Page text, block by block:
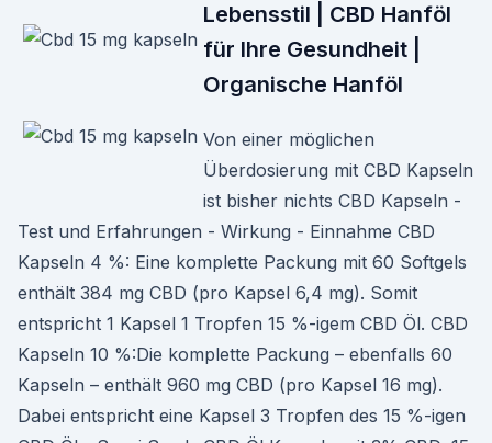
Lebensstil | CBD Hanföl
für Ihre Gesundheit |
Organische Hanföl
Von einer möglichen
Überdosierung mit CBD Kapseln
ist bisher nichts CBD Kapseln -
Test und Erfahrungen - Wirkung - Einnahme CBD
Kapseln 4 %: Eine komplette Packung mit 60 Softgels
enthält 384 mg CBD (pro Kapsel 6,4 mg). Somit
entspricht 1 Kapsel 1 Tropfen 15 %-igem CBD Öl. CBD
Kapseln 10 %:Die komplette Packung – ebenfalls 60
Kapseln – enthält 960 mg CBD (pro Kapsel 16 mg).
Dabei entspricht eine Kapsel 3 Tropfen des 15 %-igen